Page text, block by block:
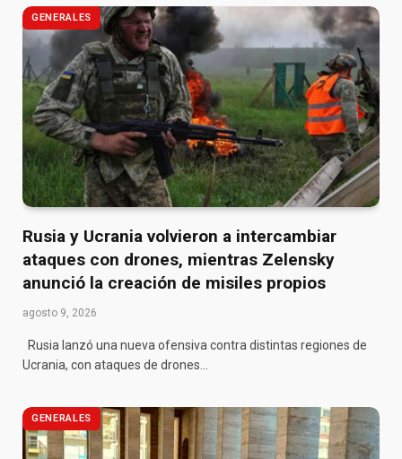
GENERALES
Rusia y Ucrania volvieron a intercambiar
ataques con drones, mientras Zelensky
anunció la creación de misiles propios
agosto 9, 2026
Rusia lanzó una nueva ofensiva contra distintas regiones de
Ucrania, con ataques de drones…
GENERALES